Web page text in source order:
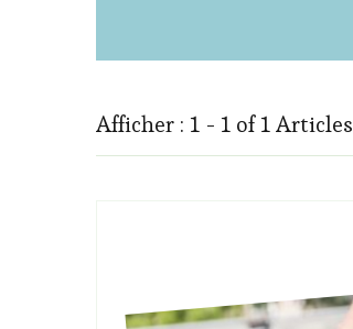
Afficher : 1 - 1 of 1 Articles